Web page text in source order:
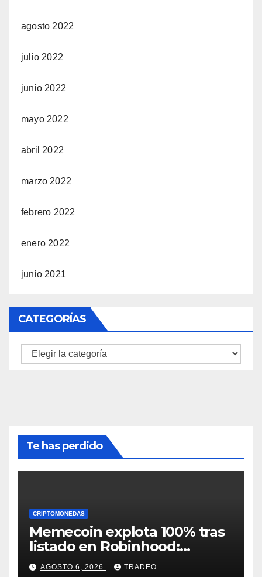
agosto 2022
julio 2022
junio 2022
mayo 2022
abril 2022
marzo 2022
febrero 2022
enero 2022
junio 2021
CATEGORÍAS
Categorías
Te has perdido
CRIPTOMONEDAS
Memecoin explota 100% tras
listado en Robinhood:
conoce los detalles
AGOSTO 6, 2026 TRADEO